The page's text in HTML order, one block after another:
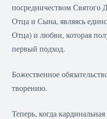
посредничеством Святого
Отца и Сына, являясь
Отца) и любви, которая
первый подход.
Божественное
творению.
Теперь, когда